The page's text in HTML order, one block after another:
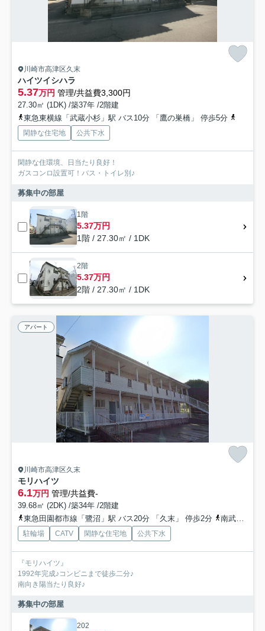
川崎市高津区久末
ハイツイシハラ
5.37万円 管理/共益費3,300円
27.30㎡ (1DK) /築37年 /2階建
東急東横線「武蔵小杉」駅 バス10分 「鷹の巣橋」 停歩5分
閑静な住宅地 公共下水
閑静な住環境、日当たり良好！
ガスコンロ設置可！バス・トイレ別♪
募集中の部屋
1階
5.37万円
1階 / 27.30㎡ / 1DK
2階
5.37万円
2階 / 27.30㎡ / 1DK
アパート
川崎市高津区久末
モリハイツ
6.1万円 管理/共益費-
39.68㎡ (2DK) /築34年 /2階建
東急田園都市線「鷺沼」駅 バス20分 「久末」 停歩2分
南武線「武蔵中原」駅 バス16分 「久末」 停歩6分
駐輪場 CATV 閑静な住宅地 公共下水
『モリハイツ』
1992年完成♪コンビニまで徒歩二分♪
南向き陽当たり良好♪
募集中の部屋
202